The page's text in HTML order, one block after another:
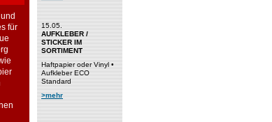
für
15.05.
AUFKLEBER /
STICKER IM
SORTIMENT
Haftpapier oder Vinyl •
Aufkleber ECO
Standard
>mehr